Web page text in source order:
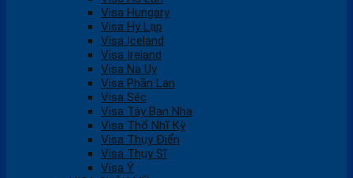
Visa Hungary
Visa Hy Lạp
Visa Iceland
Visa Ireland
Visa Na Uy
Visa Phần Lan
Visa Séc
Visa Tây Ban Nha
Visa Thổ Nhĩ Kỳ
Visa Thụy Điển
Visa Thụy Sĩ
Visa Ý